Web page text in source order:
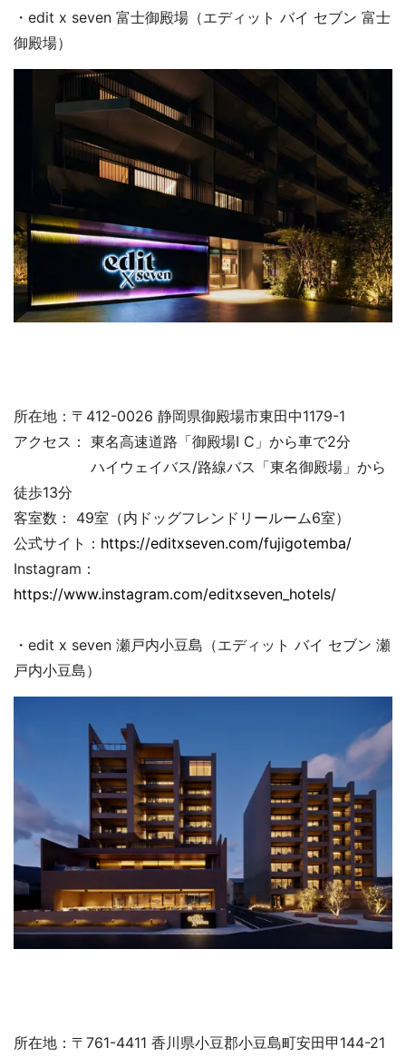
・edit x seven 富士御殿場（エディット バイ セブン 富士
御殿場）
所在地：〒412-0026 静岡県御殿場市東田中1179-1
アクセス： 東名高速道路「御殿場I C」から車で2分
ハイウェイバス/路線バス「東名御殿場」から
徒歩13分
客室数： 49室（内ドッグフレンドリールーム6室）
公式サイト： https://editxseven.com/fujigotemba/
Instagram：
https://www.instagram.com/editxseven_hotels/
・edit x seven 瀬戸内小豆島（エディット バイ セブン 瀬
戸内小豆島）
所在地：〒761-4411 香川県小豆郡小豆島町安田甲144-21